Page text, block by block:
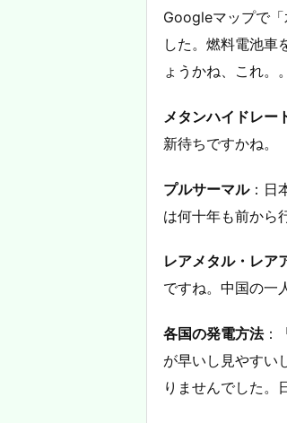
Googleマップで
した。燃料電池車
ょうかね、これ。
メタンハイドレー
新待ちですかね。
プルサーマル：日
は何十年も前から
レアメタル・レア
ですね。中国の一
各国の発電方法：
が早いし見やすい
りませんでした。